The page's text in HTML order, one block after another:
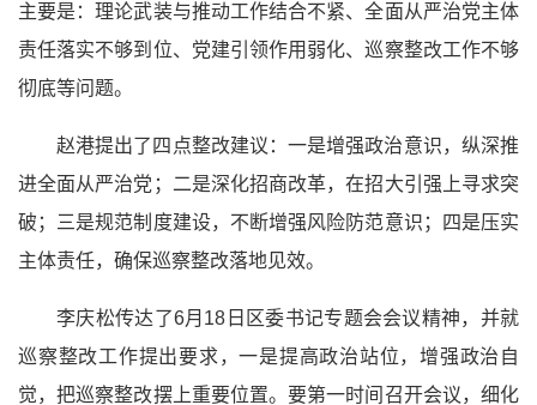
主要是：理论武装与推动工作结合不紧、全面从严治党主体
责任落实不够到位、党建引领作用弱化、巡察整改工作不够
彻底等问题。
赵港提出了四点整改建议：一是增强政治意识，纵深推
进全面从严治党；二是深化招商改革，在招大引强上寻求突
破；三是规范制度建设，不断增强风险防范意识；四是压实
主体责任，确保巡察整改落地见效。
李庆松传达了6月18日区委书记专题会会议精神，并就
巡察整改工作提出要求，一是提高政治站位，增强政治自
觉，把巡察整改摆上重要位置。要第一时间召开会议，细化